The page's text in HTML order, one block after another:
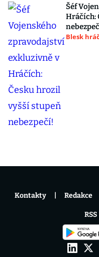
Šéf
Hráčích:
Blesk
Kontakty Redakce
RSS